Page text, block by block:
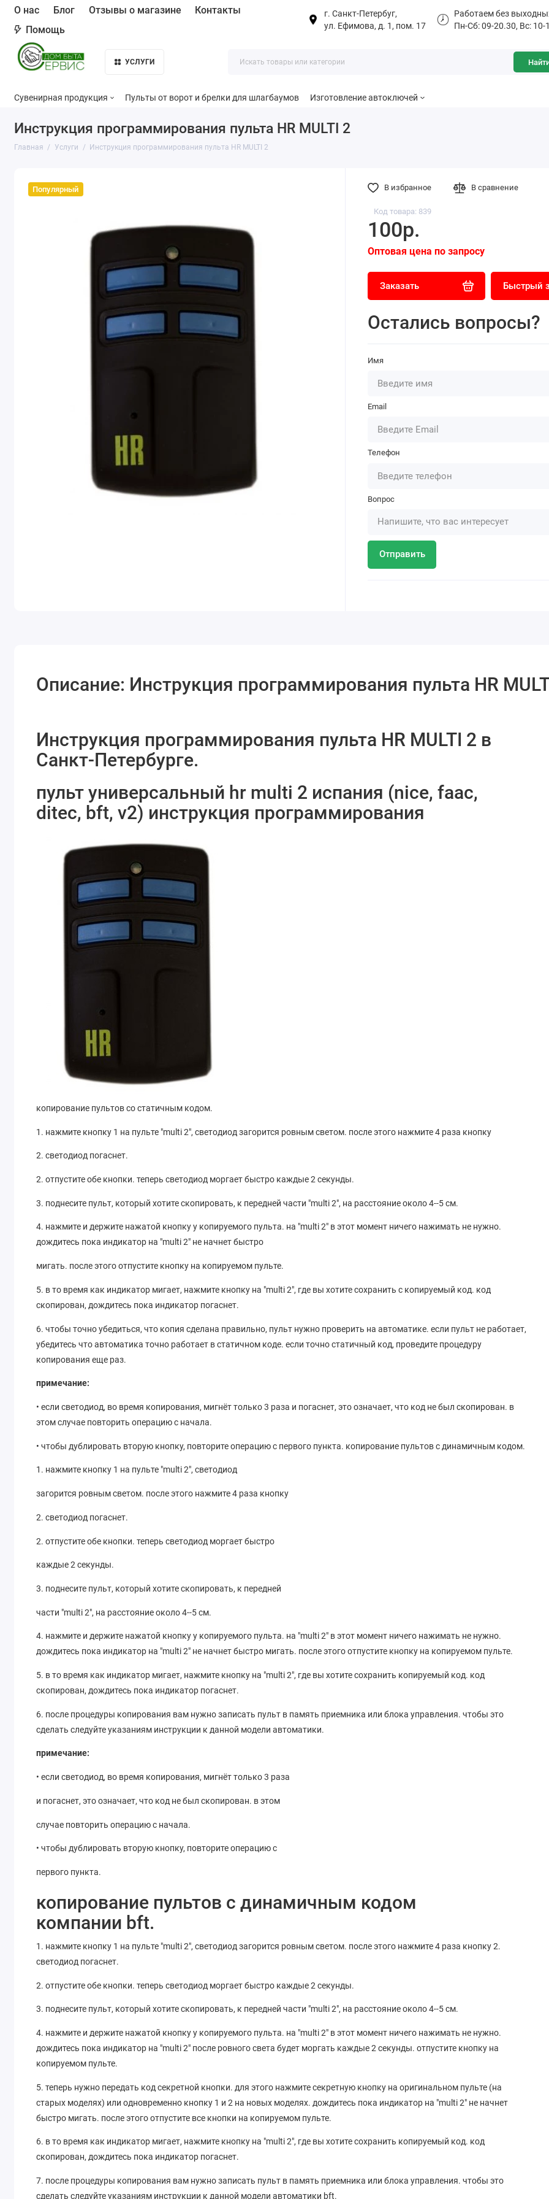
О нас Блог Отзывы о магазине
Контакты
Помощь
г. Санкт-Петербуг,
ул. Ефимова, д. 1, пом. 17
Работаем без
Пн-Сб: 09-20.30, Вс: 10-
УСЛУГИ
Сувенирная продукция Пульты от ворот и брелки для шлагбаумов Изготовление автоключей
Инструкция программирования пульта HR MULTI 2
Главная Услуги Инструкция программирования пульта HR MULTI 2
Популярный
Код товара: 839
100р.
Оптовая цена по запросу
Заказать Быстрый
Остались вопросы?
Имя
Email
Телефон
Вопрос
Отправить
В избранное В сравнение
Описание: Инструкция программирования пульта HR
Инструкция программирования пульта HR MULTI 2 в
Санкт-Петербурге.
пульт универсальный hr multi 2 испания (nice, faac,
ditec, bft, v2) инструкция программирования
копирование пультов со статичным кодом.
1. нажмите кнопку 1 на пульте "multi 2", светодиод загорится ровным светом. после этого нажмите 4 раза кнопку
2. светодиод погаснет.
2. отпустите обе кнопки. теперь светодиод моргает быстро каждые 2 секунды.
3. поднесите пульт, который хотите скопировать, к передней части "multi 2", на расстояние около 4--5 см.
4. нажмите и держите нажатой кнопку у копируемого пульта. на "multi 2" в этот момент ничего нажимать не нужно.
дождитесь пока индикатор на "multi 2" не начнет быстро
мигать. после этого отпустите кнопку на копируемом пульте.
5. в то время как индикатор мигает, нажмите кнопку на "multi 2", где вы хотите сохранить с копируемый код. код
скопирован, дождитесь пока индикатор погаснет.
6. чтобы точно убедиться, что копия сделана правильно, пульт нужно проверить на автоматике. если пульт не работает,
убедитесь что автоматика точно работает в статичном коде. если точно статичный код, проведите процедуру
копирования еще раз.
примечание:
• если светодиод, во время копирования, мигнёт только 3 раза и погаснет, это означает, что код не был скопирован. в
этом случае повторить операцию с начала.
• чтобы дублировать вторую кнопку, повторите операцию с первого пункта. копирование пультов с динамичным кодом.
1. нажмите кнопку 1 на пульте "multi 2", светодиод
загорится ровным светом. после этого нажмите 4 раза кнопку
2. светодиод погаснет.
2. отпустите обе кнопки. теперь светодиод моргает быстро
каждые 2 секунды.
3. поднесите пульт, который хотите скопировать, к передней
части "multi 2", на расстояние около 4--5 см.
4. нажмите и держите нажатой кнопку у копируемого пульта. на "multi 2" в этот момент ничего нажимать не нужно.
дождитесь пока индикатор на "multi 2" не начнет быстро мигать. после этого отпустите кнопку на копируемом пульте.
5. в то время как индикатор мигает, нажмите кнопку на "multi 2", где вы хотите сохранить копируемый код. код
скопирован, дождитесь пока индикатор погаснет.
6. после процедуры копирования вам нужно записать пульт в память приемника или блока управления. чтобы это
сделать следуйте указаниям инструкции к данной модели автоматики.
примечание:
• если светодиод, во время копирования, мигнёт только 3 раза
и погаснет, это означает, что код не был скопирован. в этом
случае повторить операцию с начала.
• чтобы дублировать вторую кнопку, повторите операцию с
первого пункта.
копирование пультов с динамичным кодом
компании bft.
1. нажмите кнопку 1 на пульте "multi 2", светодиод загорится ровным светом. после этого нажмите 4 раза кнопку 2.
светодиод погаснет.
2. отпустите обе кнопки. теперь светодиод моргает быстро каждые 2 секунды.
3. поднесите пульт, который хотите скопировать, к передней части "multi 2", на расстояние около 4--5 см.
4. нажмите и держите нажатой кнопку у копируемого пульта. на "multi 2" в этот момент ничего нажимать не нужно.
дождитесь пока индикатор на "multi 2" после ровного света будет моргать каждые 2 секунды. отпустите кнопку на
копируемом пульте.
5. теперь нужно передать код секретной кнопки. для этого нажмите секретную кнопку на оригинальном пульте (на
старых моделях) или одновременно кнопку 1 и 2 на новых моделях. дождитесь пока индикатор на "multi 2" не начнет
быстро мигать. после этого отпустите все кнопки на копируемом пульте.
6. в то время как индикатор мигает, нажмите кнопку на "multi 2", где вы хотите сохранить копируемый код. код
скопирован, дождитесь пока индикатор погаснет.
7. после процедуры копирования вам нужно записать пульт в память приемника или блока управления. чтобы это
сделать следуйте указаниям инструкции к данной модели автоматики bft.